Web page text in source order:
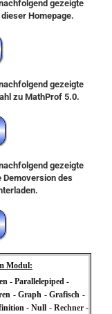
gezeigte
Homepage.
gezeigte
zu MathProf 5.0.
gezeigte
Demoversion des
Modul:
- Parallelepiped -
- Graph - Grafisch -
- Null - Rechner -